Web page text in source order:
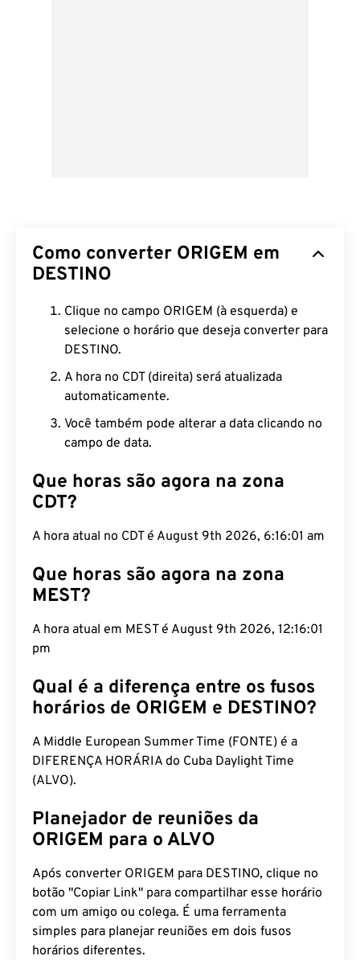
Como converter ORIGEM em
DESTINO
Clique no campo ORIGEM (à esquerda) e
selecione o horário que deseja converter para
DESTINO.
A hora no CDT (direita) será atualizada
automaticamente.
Você também pode alterar a data clicando no
campo de data.
Que horas são agora na zona
CDT?
A hora atual no CDT é August 9th 2026, 6:16:02 am
Que horas são agora na zona
MEST?
A hora atual em MEST é August 9th 2026, 12:16:02
pm
Qual é a diferença entre os fusos
horários de ORIGEM e DESTINO?
A Middle European Summer Time (FONTE) é a
DIFERENÇA HORÁRIA do Cuba Daylight Time
(ALVO).
Planejador de reuniões da
ORIGEM para o ALVO
Após converter ORIGEM para DESTINO, clique no
botão "Copiar Link" para compartilhar esse horário
com um amigo ou colega. É uma ferramenta
simples para planejar reuniões em dois fusos
horários diferentes.